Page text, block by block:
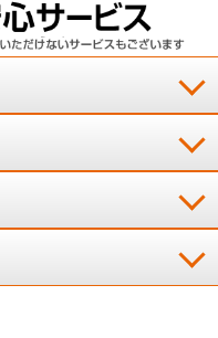
れが落としやすく、日々
安全機能もしっかりして
討中の方には、十分お
からのご意見を掲載しておりま
の声を含みます。